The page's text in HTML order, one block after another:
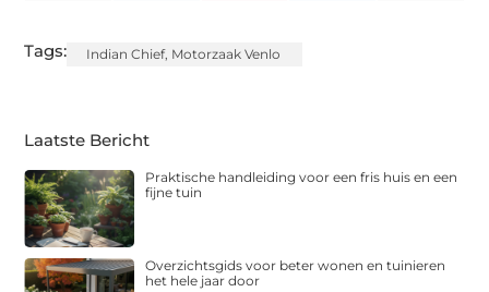
Tags: Indian Chief, Motorzaak Venlo
Laatste Bericht
Praktische handleiding voor een fris huis en een
fijne tuin
Overzichtsgids voor beter wonen en tuinieren
het hele jaar door